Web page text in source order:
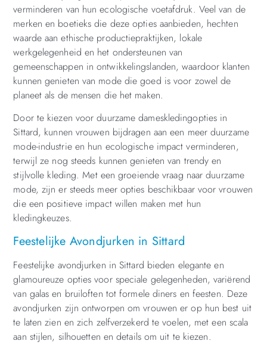
verminderen van hun ecologische voetafdruk. Veel van de
merken en boetieks die deze opties aanbieden, hechten
waarde aan ethische productiepraktijken, lokale
werkgelegenheid en het ondersteunen van
gemeenschappen in ontwikkelingslanden, waardoor klanten
kunnen genieten van mode die goed is voor zowel de
planeet als de mensen die het maken.
Door te kiezen voor duurzame dameskledingopties in
Sittard, kunnen vrouwen bijdragen aan een meer duurzame
mode-industrie en hun ecologische impact verminderen,
terwijl ze nog steeds kunnen genieten van trendy en
stijlvolle kleding. Met een groeiende vraag naar duurzame
mode, zijn er steeds meer opties beschikbaar voor vrouwen
die een positieve impact willen maken met hun
kledingkeuzes.
Feestelijke Avondjurken in Sittard
Feestelijke avondjurken in Sittard bieden elegante en
glamoureuze opties voor speciale gelegenheden, variërend
van galas en bruiloften tot formele diners en feesten. Deze
avondjurken zijn ontworpen om vrouwen er op hun best uit
te laten zien en zich zelfverzekerd te voelen, met een scala
aan stijlen, silhouetten en details om uit te kiezen.